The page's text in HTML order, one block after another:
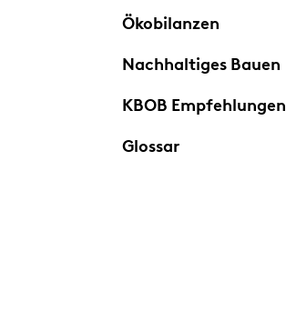
Ökobilanzen
Nachhaltiges Bauen
KBOB Empfehlungen
Glossar